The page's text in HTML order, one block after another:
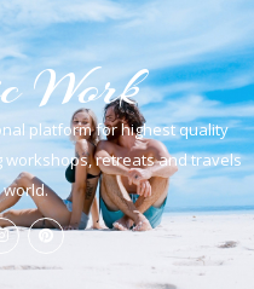
Work
platform for highest quality
retreats and travels